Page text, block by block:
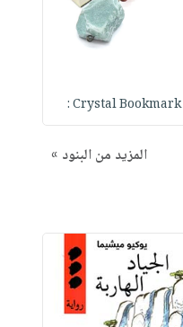
Crystal Bookmark :
المزيد من البنود »